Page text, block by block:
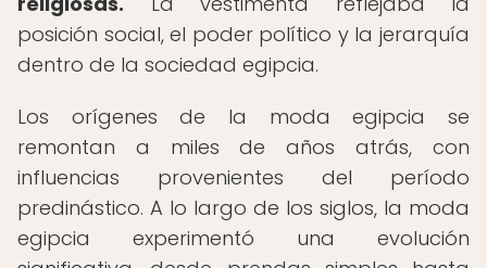
posición social, el poder político y la jerarquía
dentro de la sociedad egipcia.
Los orígenes de la moda egipcia se
remontan a miles de años atrás, con
influencias provenientes del período
predinástico. A lo largo de los siglos, la moda
egipcia experimentó una evolución